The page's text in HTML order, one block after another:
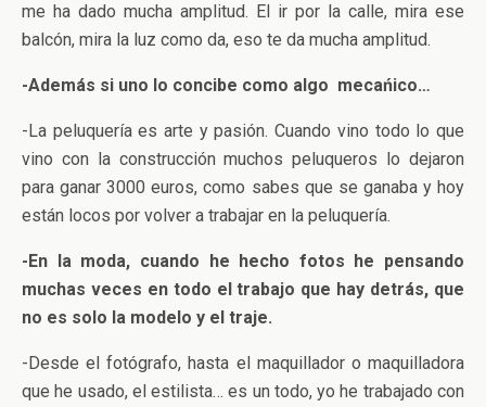
me ha dado mucha amplitud. El ir por la calle, mira ese
balcón, mira la luz como da, eso te da mucha amplitud.
-Además si uno lo concibe como algo mecańico…
-La peluquería es arte y pasión. Cuando vino todo lo que
vino con la construcción muchos peluqueros lo dejaron
para ganar 3000 euros, como sabes que se ganaba y hoy
están locos por volver a trabajar en la peluquería.
-En la moda, cuando he hecho fotos he pensando
muchas veces en todo el trabajo que hay detrás, que
no es solo la modelo y el traje.
-Desde el fotógrafo, hasta el maquillador o maquilladora
que he usado, el estilista… es un todo, yo he trabajado con